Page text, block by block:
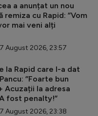
a anunțat un nou
remiza cu Rapid: ”Vom
mai veni alți
August 2026, 23:57
la Rapid care l-a dat
”Foarte bun
Acuzații la adresa
fost penalty!”
August 2026, 23:38